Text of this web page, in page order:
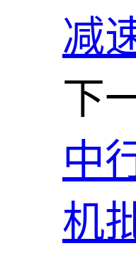
减
下
中
机